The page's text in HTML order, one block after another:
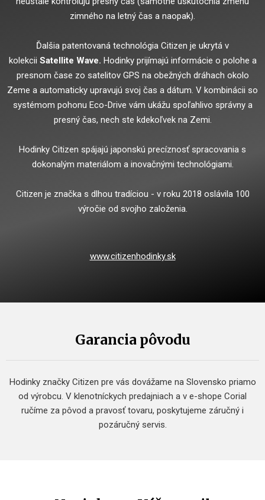
zimného na letný čas a naopak).
Ďalšia patentovaná technológia Citizen je ukrytá v
kolekcii Satellite Wave. Hodinky prijímajú informácie o polohe a
presnom čase zo satelitov GPS na obežných dráhach okolo
Zeme a automaticky upravujú svoj čas a dátum. V kombinácii so
systémom pohonu Eco-Drive vám ukážu spoľahlivo správny a
presný čas, nech ste kdekoľvek na Zemi.
Hodinky Citizen spájajú japonskú precíznosť spracovania s
dokonalým materiálom a inovačnými technológiami.
Citizen je značka s dlhou tradíciou - v roku 2018 oslávila 100
výročie od svojho založenia.
www.citizenhodinky.sk
Garancia pôvodu
Hodinky značky Citizen pre vás dovážame na Slovensko priamo
od výrobcu. V klenotníckych predajniach a v e-shope Corial
ručíme za pôvod a pravosť tovaru, poskytujeme záručný i
pozáručný servis.